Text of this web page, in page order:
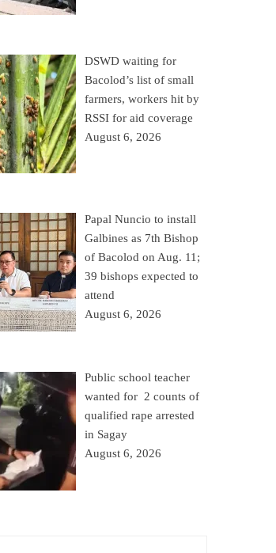
DSWD waiting for
Bacolod’s list of small
farmers, workers hit by
RSSI for aid coverage
August 6, 2026
Papal Nuncio to install
Galbines as 7th Bishop
of Bacolod on Aug. 11;
39 bishops expected to
attend
August 6, 2026
Public school teacher
wanted for 2 counts of
qualified rape arrested
in Sagay
August 6, 2026